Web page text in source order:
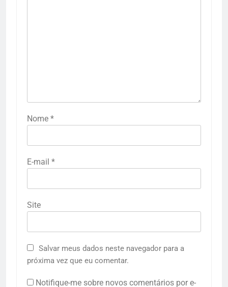
Nome *
E-mail *
Site
Salvar meus dados neste navegador para a
próxima vez que eu comentar.
Notifique-me sobre novos comentários por e-